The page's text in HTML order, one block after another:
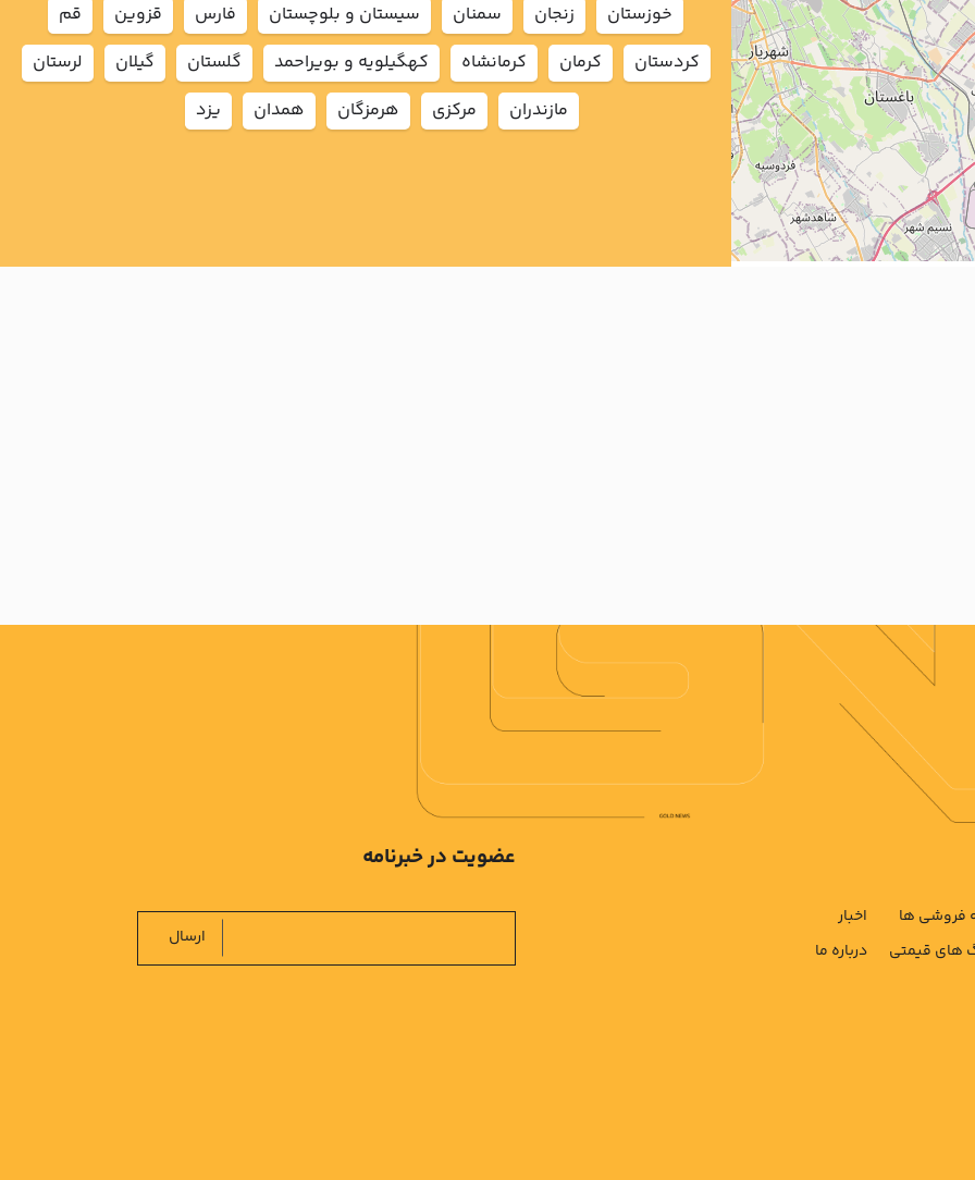
خوزستان
زنجان سمنان سيستان و بلوچستان فارس قزوين
قم
كردستان
كرمان كرمانشاه كهگيلويه و بويراحمد گلستان گيلان
لرستان
مازندران
مركزي هرمزگان همدان يزد
فروشی ها
های قیمتی
اخبار
درباره ما
عضویت در خبرنامه
ارسال